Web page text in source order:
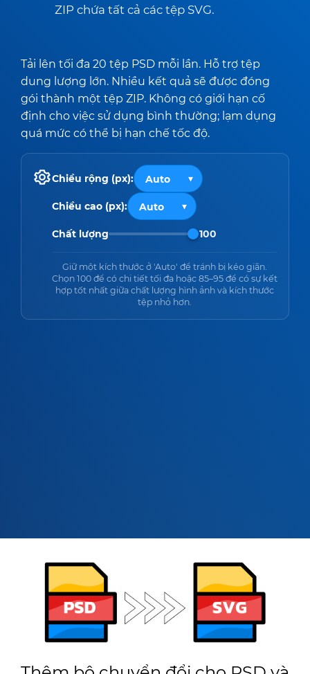
ZIP chứa tất cả các tệp SVG.
Tải lên tối đa 20 tệp PSD mỗi lần. Hỗ trợ tệp
dung lượng lớn. Nhiều kết quả sẽ được đóng
gói thành một tệp ZIP. Không có giới hạn cố
định cho việc sử dụng bình thường; lạm dụng
quá mức có thể bị hạn chế tốc độ.
Chiều rộng (px):
Chiều cao (px):
Chất lượng 100
Giữ một kích thước ở 'Auto' để tránh bị kéo giãn.
Chọn 100 để có chi tiết tối đa hoặc 85–95 để có sự kết
hợp tốt nhất giữa chất lượng hình ảnh và kích thước
tệp nhỏ hơn.